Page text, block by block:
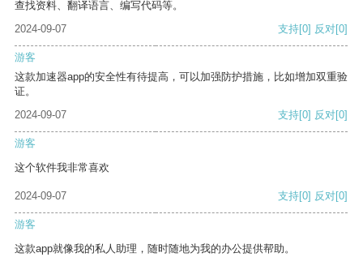
查找资料、翻译语言、编写代码等。
2024-09-07
支持[0] 反对[0]
游客
这款加速器app的安全性有待提高，可以加强防护措施，比如增加双重验
证。
2024-09-07
支持[0] 反对[0]
游客
这个软件我非常喜欢
2024-09-07 支持[0] 反对[0]
游客
这款app就像我的私人助理，随时随地为我的办公提供帮助。